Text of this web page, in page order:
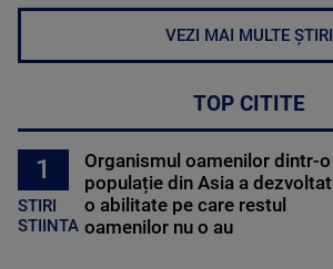
VEZI MAI MULTE ȘTIRI
TOP CITITE
1
STIRI
STIINTA
Organismul oamenilor dintr-o
populație din Asia a dezvoltat
o abilitate pe care restul
oamenilor nu o au